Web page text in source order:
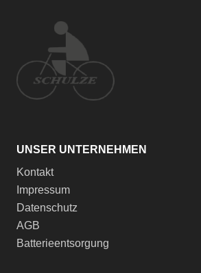
UNSER UNTERNEHMEN
Kontakt
Impressum
Datenschutz
AGB
Batterieentsorgung